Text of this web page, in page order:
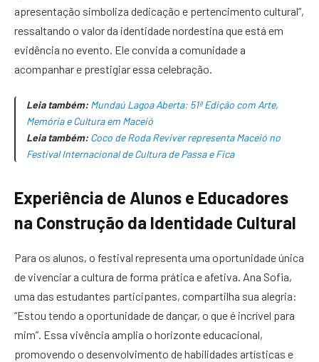
apresentação simboliza dedicação e pertencimento cultural”,
ressaltando o valor da identidade nordestina que está em
evidência no evento. Ele convida a comunidade a
acompanhar e prestigiar essa celebração.
Leia também: Mundaú Lagoa Aberta: 51ª Edição com Arte,
Memória e Cultura em Maceió
Leia também: Coco de Roda Reviver representa Maceió no
Festival Internacional de Cultura de Passa e Fica
Experiência de Alunos e Educadores
na Construção da Identidade Cultural
Para os alunos, o festival representa uma oportunidade única
de vivenciar a cultura de forma prática e afetiva. Ana Sofia,
uma das estudantes participantes, compartilha sua alegria:
“Estou tendo a oportunidade de dançar, o que é incrível para
mim”. Essa vivência amplia o horizonte educacional,
promovendo o desenvolvimento de habilidades artísticas e